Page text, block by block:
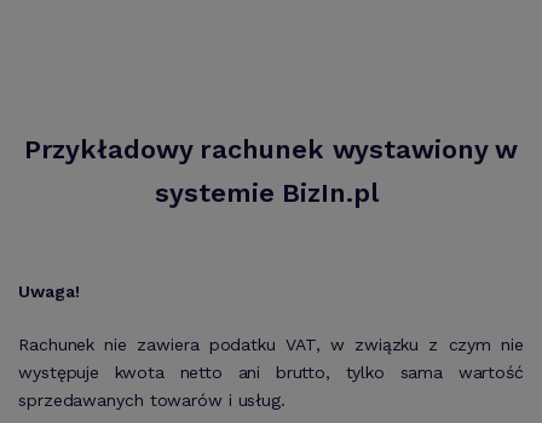
Przykładowy rachunek wystawiony w
systemie BizIn.pl
Uwaga!
Rachunek nie zawiera podatku VAT, w związku z czym nie
występuje kwota netto ani brutto, tylko sama wartość
sprzedawanych towarów i usług.